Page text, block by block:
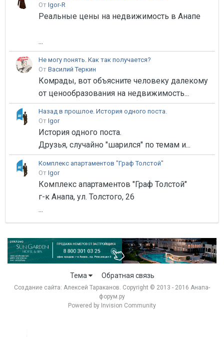
От Igor-R
Реальные цены на недвижимость в Анапе
...
Не могу понять. Как так получается?
От Василий Теркин
Комрады, вот объясните человеку далекому
от ценообразования на недвижимость...
Назад в прошлое. История одного поста.
От Igor
История одного поста.
Друзья, случайно "шарился" по темам и...
Комплекс апартаментов "Граф Толстой"
От Igor
Комплекс апартаментов "Граф Толстой"
г-к Анапа, ул. Толстого, 26
...
Тема Обратная связь
Создание сайта: Алексей Тараканов. Copyright © 2013 - 2016 Анапа-
форум.ру
Powered by Invision Community